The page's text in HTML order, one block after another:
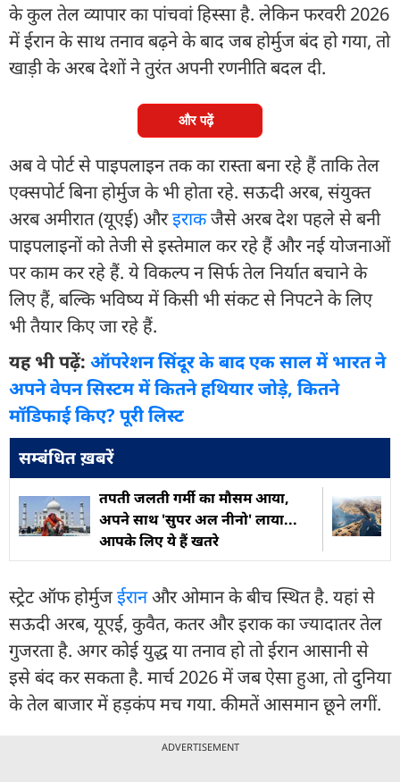
के कुल तेल व्यापार का पांचवां हिस्सा है. लेकिन फरवरी 2026
में ईरान के साथ तनाव बढ़ने के बाद जब होर्मुज बंद हो गया, तो
खाड़ी के अरब देशों ने तुरंत अपनी रणनीति बदल दी.
और पढ़ें
अब वे पोर्ट से पाइपलाइन तक का रास्ता बना रहे हैं ताकि तेल
एक्सपोर्ट बिना होर्मुज के भी होता रहे. सऊदी अरब, संयुक्त
अरब अमीरात (यूएई) औरइराकजैसे अरब देश पहले से बनी
पाइपलाइनों को तेजी से इस्तेमाल कर रहे हैं और नई योजनाओं
पर काम कर रहे हैं. ये विकल्प न सिर्फ तेल निर्यात बचाने के
लिए हैं, बल्कि भविष्य में किसी भी संकट से निपटने के लिए
भी तैयार किए जा रहे हैं.
यह भी पढ़ें: ऑपरेशन सिंदूर के बाद एक साल में भारत ने
अपने वेपन सिस्टम में कितने हथियार जोड़े, कितने
मॉडिफाई किए? पूरी लिस्ट
सम्बंधित ख़बरें
तपती जलती गर्मी का मौसम आया,
अपने साथ 'सुपर अल नीनो' लाया...
आपके लिए ये हैं खतरे
स्ट्रेट ऑफ होर्मुजईरानऔर ओमान के बीच स्थित है. यहां से
सऊदी अरब, यूएई, कुवैत, कतर और इराक का ज्यादातर तेल
गुजरता है. अगर कोई युद्ध या तनाव हो तो ईरान आसानी से
इसे बंद कर सकता है. मार्च 2026 में जब ऐसा हुआ, तो दुनिया
के तेल बाजार में हड़कंप मच गया. कीमतें आसमान छूने लगीं.
ADVERTISEMENT